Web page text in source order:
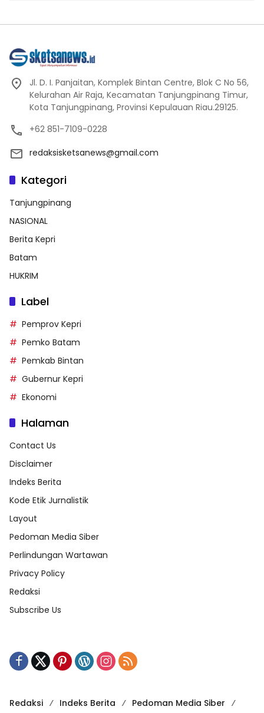
Jl. D. I. Panjaitan, Komplek Bintan Centre, Blok C No 56,
Kelurahan Air Raja, Kecamatan Tanjungpinang Timur,
Kota Tanjungpinang, Provinsi Kepulauan Riau.29125.
+62 851-7109-0228
redaksisketsanews@gmail.com
Kategori
Tanjungpinang
NASIONAL
Berita Kepri
Batam
HUKRIM
Label
Pemprov Kepri
Pemko Batam
Pemkab Bintan
Gubernur Kepri
Ekonomi
Halaman
Contact Us
Disclaimer
Indeks Berita
Kode Etik Jurnalistik
Layout
Pedoman Media Siber
Perlindungan Wartawan
Privacy Policy
Redaksi
Subscribe Us
Redaksi Indeks Berita
Pedoman Media Siber